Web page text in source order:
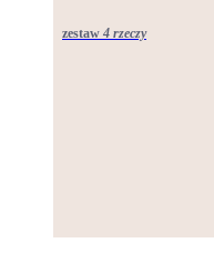
zestaw 4 rzeczy